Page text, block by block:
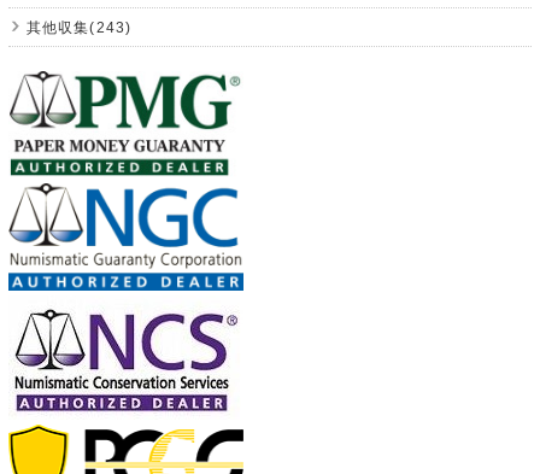
其他収集(243)